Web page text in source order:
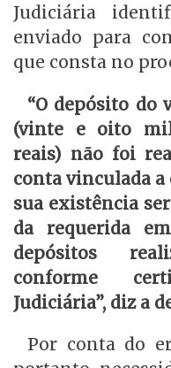
Judiciária
enviado para
que consta no
“O depósito do
(vinte e oito
reais) não foi
conta vinculada a
sua existência
da requerida
depósitos
conforme
Judiciária”, diz a
Por conta do